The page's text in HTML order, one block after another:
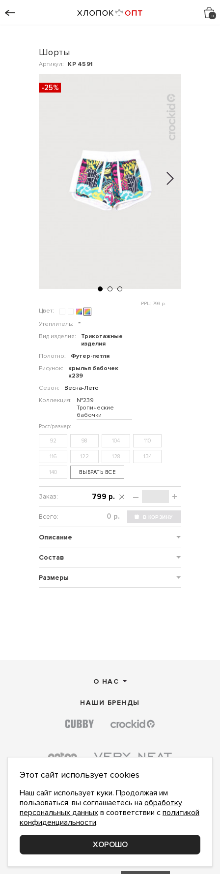
Шорты
Артикул: КР 4591
-25%
Цвет:
Утеплитель:
"
Вид изделия:
Трикотажные
изделия
Полотно:
Футер-петля
Рисунок:
крылья бабочек
к239
Сезон:
Весна-Лето
Коллекция:
№239
Тропические
бабочки
РРЦ: 799 р.
92 98 104 110
116 122 128 134
140 ВЫБРАТЬ ВСЕ
– +
799 р.
р.
Описание
Состав
Размеры
О НАС
НАШИ БРЕНДЫ
ПОДПИСАТЬСЯ НА НОВОСТИ:
сполитикой конфиденциальностиознакомлен и
Этот сайт использует cookies
Наш сайт использует куки. Продолжая им
пользоваться, вы соглашаетесь на обработку
персональных данных в соответствии с политикой
конфиденциальности.
ХОРОШО